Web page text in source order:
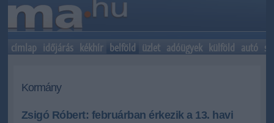
címlap időjárás kékhír belföld üzlet adóügyek külföld autó
Kormány
Zsigó Róbert: februárban érkezik a 13. havi